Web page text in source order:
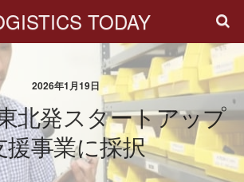
TODAY
2026年1月19日
北発スタートアップ
援事業に採択